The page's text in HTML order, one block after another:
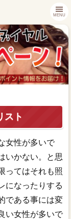
MENU
スト
女性が多いで
いかない。と思
ってはそれも照
になったりする
である事には変
い女性が多いで